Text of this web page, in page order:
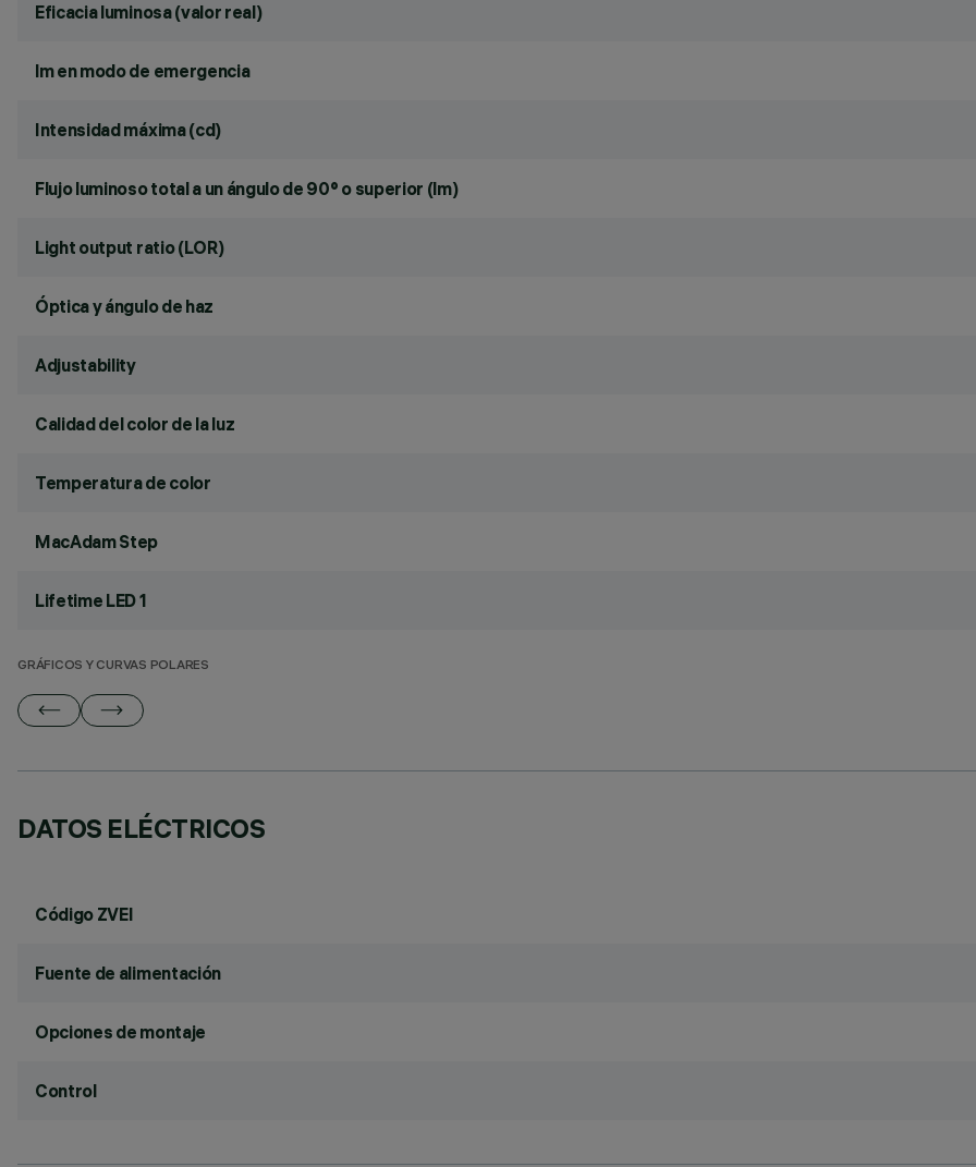
Eficacia luminosa (valor real)
lm en modo de emergencia
Intensidad máxima (cd)
Flujo luminoso total a un ángulo de 90° o superior (lm)
Light output ratio (LOR)
Óptica y ángulo de haz
Adjustability
Calidad del color de la luz
Temperatura de color
MacAdam Step
Lifetime LED 1
GRÁFICOS Y CURVAS POLARES
DATOS ELÉCTRICOS
Código ZVEI
Fuente de alimentación
Opciones de montaje
Control